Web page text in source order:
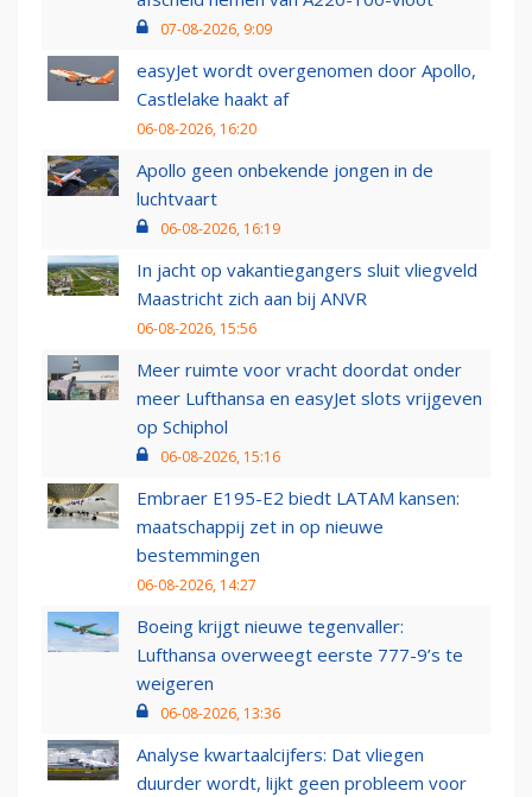
07-08-2026, 9:09
easyJet wordt overgenomen door Apollo,
Castlelake haakt af
06-08-2026, 16:20
Apollo geen onbekende jongen in de
luchtvaart
06-08-2026, 16:19
In jacht op vakantiegangers sluit vliegveld
Maastricht zich aan bij ANVR
06-08-2026, 15:56
Meer ruimte voor vracht doordat onder
meer Lufthansa en easyJet slots vrijgeven
op Schiphol
06-08-2026, 15:16
Embraer E195-E2 biedt LATAM kansen:
maatschappij zet in op nieuwe
bestemmingen
06-08-2026, 14:27
Boeing krijgt nieuwe tegenvaller:
Lufthansa overweegt eerste 777-9’s te
weigeren
06-08-2026, 13:36
Analyse kwartaalcijfers: Dat vliegen
duurder wordt, lijkt geen probleem voor